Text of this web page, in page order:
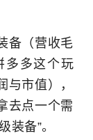
备（营收毛
多多这个玩
与市值），
去点一个需
装备”。